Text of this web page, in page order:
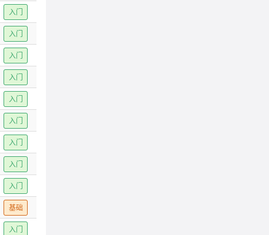
入门
入门
入门
入门
入门
入门
入门
入门
入门
基础
入门